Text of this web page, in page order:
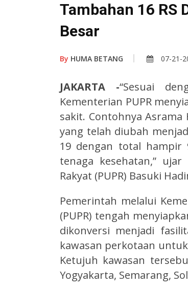
Tambahan 16 RS
Besar
By HUMA BETANG 07-21-
JAKARTA -“Sesuai
Kementerian PUPR
sakit. Contohnya
yang telah diubah
19 dengan total
tenaga kesehatan,”
Rakyat (PUPR) Basuki
Pemerintah melalui
(PUPR) tengah
dikonversi menjadi
kawasan perkotaan
Ketujuh kawasan
Yogyakarta, Semarang,